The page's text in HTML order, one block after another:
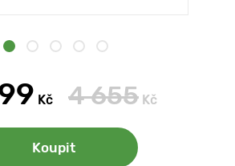
Kč 4 655 Kč
Koupit